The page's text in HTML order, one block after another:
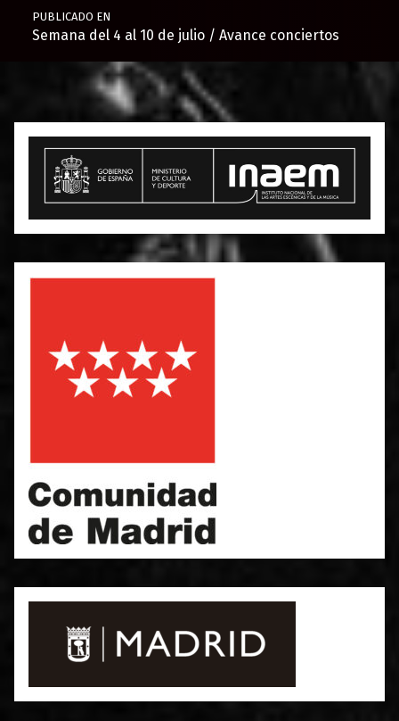
PUBLICADO EN
Semana del 4 al 10 de julio / Avance conciertos